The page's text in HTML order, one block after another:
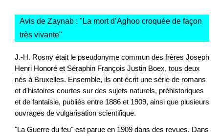
Avis de Zaynab : " La mort d’Aghoo croquée de façon
très vivante"
J.-H. Rosny était le pseudonyme commun des frères Joseph
Henri Honoré et Séraphin François Justin Boex, tous deux
nés à Bruxelles. Ensemble, ils ont écrit une série de romans
et d'histoires courtes sur des sujets naturels, préhistoriques
et de fantaisie, publiés entre 1886 et 1909, ainsi que plusieurs
ouvrages de vulgarisation scientifique.
"La Guerre du feu" est parue en 1909 dans des revues. Dans